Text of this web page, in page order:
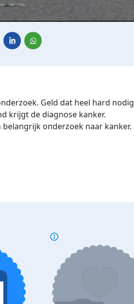
Geld dat heel hard nodig
krijgt de diagnose kanker.
onderzoek naar kanker.